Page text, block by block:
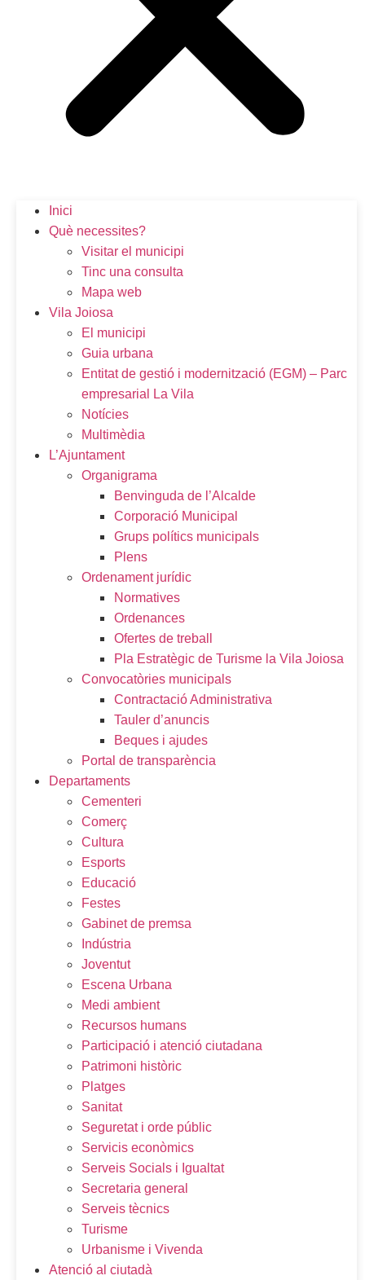
Inici
Què necessites?
Visitar el municipi
Tinc una consulta
Mapa web
Vila Joiosa
El municipi
Guia urbana
Entitat de gestió i modernització (EGM) – Parc
empresarial La Vila
Notícies
Multimèdia
L’Ajuntament
Organigrama
Benvinguda de l’Alcalde
Corporació Municipal
Grups polítics municipals
Plens
Ordenament jurídic
Normatives
Ordenances
Ofertes de treball
Pla Estratègic de Turisme la Vila Joiosa
Convocatòries municipals
Contractació Administrativa
Tauler d’anuncis
Beques i ajudes
Portal de transparència
Departaments
Cementeri
Comerç
Cultura
Esports
Educació
Festes
Gabinet de premsa
Indústria
Joventut
Escena Urbana
Medi ambient
Recursos humans
Participació i atenció ciutadana
Patrimoni històric
Platges
Sanitat
Seguretat i orde públic
Servicis econòmics
Serveis Socials i Igualtat
Secretaria general
Serveis tècnics
Turisme
Urbanisme i Vivenda
Atenció al ciutadà